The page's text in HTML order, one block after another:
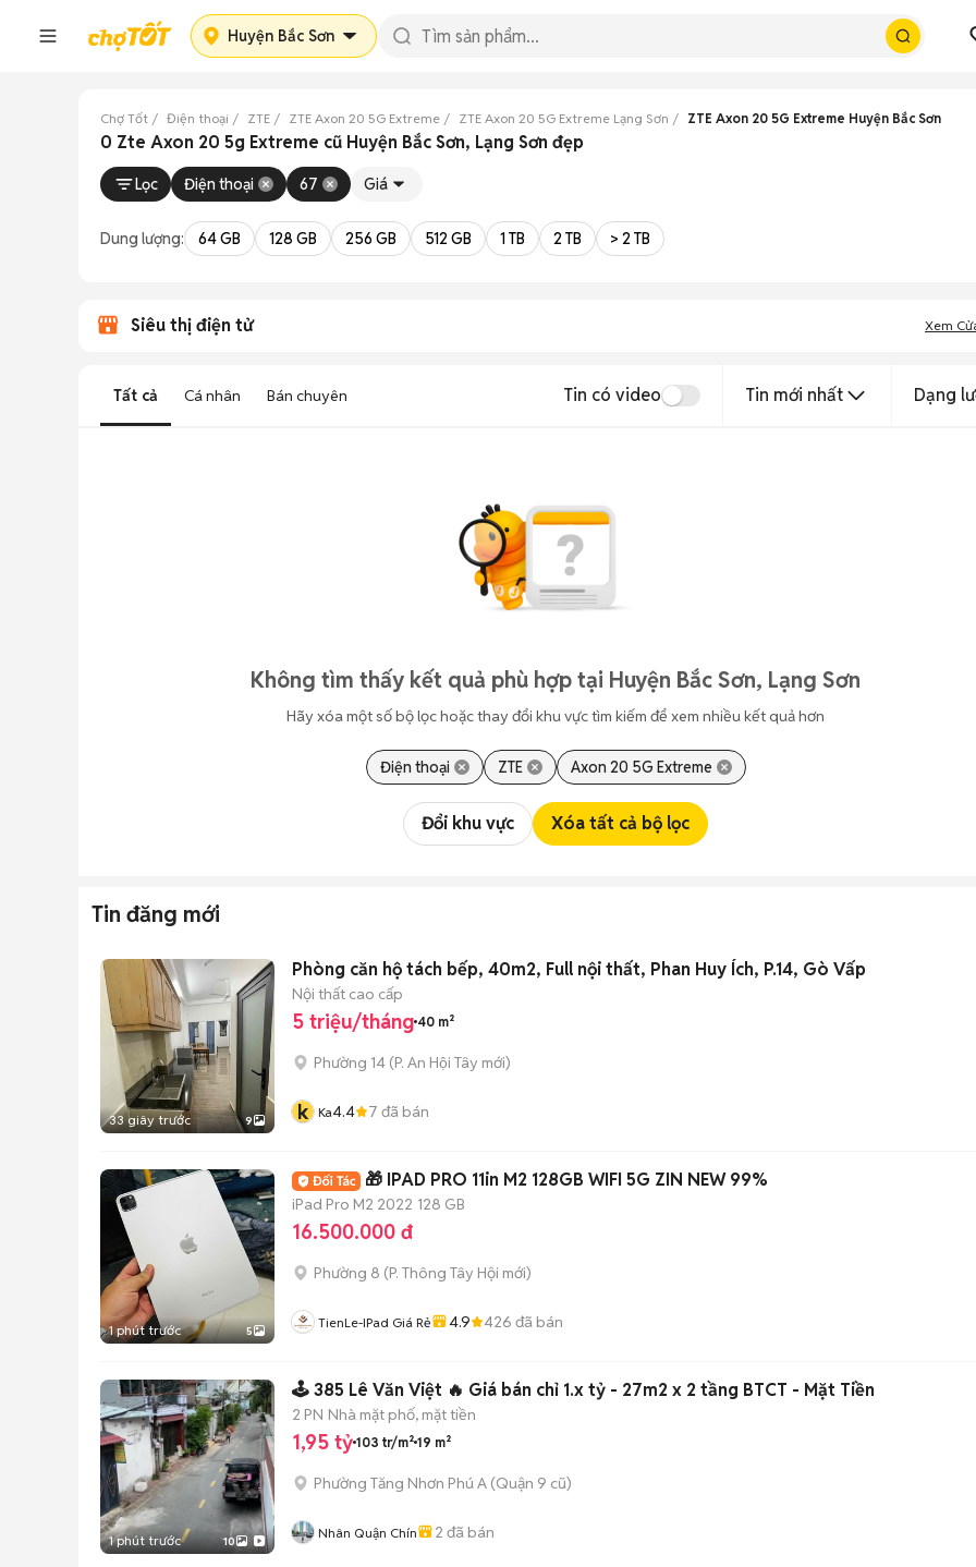
Huyện Bắc Sơn
Chợ Tốt Điện thoại ZTE ZTE Axon 20 5G Extreme ZTE Axon 20 5G Extreme Lạng Sơn ZTE Axon 20 5G Extreme Huyện Bắc Sơn
0 Zte Axon 20 5g Extreme cũ Huyện Bắc Sơn, Lạng Sơn đẹp
Lọc Điện thoại 67 Giá
Dung lượng: 64 GB 128 GB 256 GB 512 GB 1 TB 2 TB > 2 TB
Siêu thị điện tử Xem
Tất cả Cá nhân Bán chuyên Tin có video Tin mới nhất Dạng
Không tìm thấy kết quả phù hợp tại Huyện Bắc Sơn, Lạng Sơn
Hãy xóa một số bộ lọc hoặc thay đổi khu vực tìm kiếm để xem nhiều kết quả hơn
Điện thoại ZTE Axon 20 5G Extreme
Đổi khu vực Xóa tất cả bộ lọc
Tin đăng mới
33 giây trước 9
Phòng căn hộ tách bếp, 40m2, Full nội thất, Phan Huy Ích, P.14, Gò Vấp
Nội thất cao cấp
5 triệu/tháng 40 m²
Phường 14 (P. An Hội Tây mới)
k Ka4.4 7 đã bán
1 phút trước 5
🎁 IPAD PRO 11in M2 128GB WIFI 5G ZIN NEW 99%
iPad Pro M2 2022 128 GB
16.500.000 đ
Phường 8 (P. Thông Tây Hội mới)
TienLe-IPad Giá Rẻ 4.9 426 đã bán
1 phút trước 10
🕹️ 385 Lê Văn Việt 🔥 Giá bán chỉ 1.x tỷ - 27m2 x 2 tầng BTCT - Mặt Tiền
2 PN Nhà mặt phố, mặt tiền
1,95 tỷ 103 tr/m² 19 m²
Phường Tăng Nhơn Phú A (Quận 9 cũ)
Nhân Quận Chín 2 đã bán